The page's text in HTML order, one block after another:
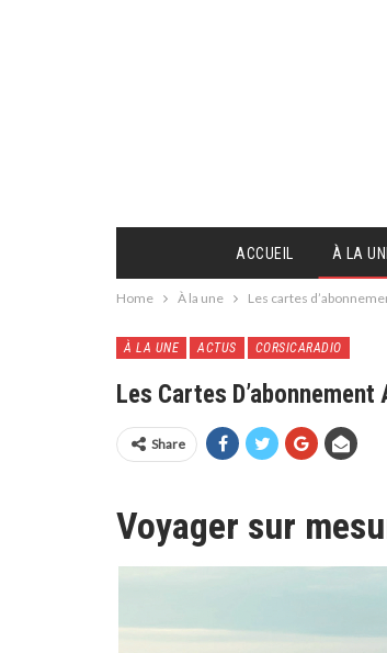
ACCUEIL À LA
Home À la une Les cartes
À LA UNE ACTUS CORSICARADIO
Les Cartes
Share
Voyager sur